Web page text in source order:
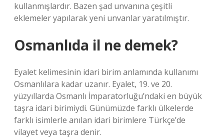
kullanmışlardır. Bazen şad unvanına çeşitli
eklemeler yapılarak yeni unvanlar yaratılmıştır.
Osmanlıda il ne demek?
Eyalet kelimesinin idari birim anlamında kullanımı
Osmanlılara kadar uzanır. Eyalet, 19. ve 20.
yüzyıllarda Osmanlı İmparatorluğu’ndaki en büyük
taşra idari birimiydi. Günümüzde farklı ülkelerde
farklı isimlerle anılan idari birimlere Türkçe’de
vilayet veya taşra denir.